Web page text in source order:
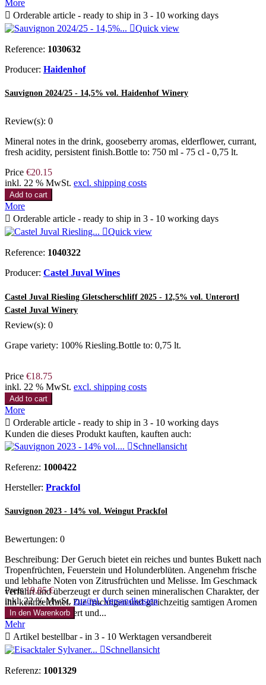
More
 Orderable article - ready to ship in 3 - 10 working days
Quick view
Reference: 1030632
Producer: Haidenhof
Sauvignon 2024/25 - 14,5% vol. Haidenhof Winery
Review(s): 0
Mineral notes in the drink, gooseberry aromas, elderflower, currant,
fresh acidity, persistent finish.Bottle to: 750 ml - 75 cl - 0,75 lt.
Price €20.15
inkl. 22 % MwSt. excl. shipping costs
Add to cart
More
 Orderable article - ready to ship in 3 - 10 working days
Quick view
Reference: 1040322
Producer: Castel Juval Wines
Castel Juval Riesling Gletscherschliff 2025 - 12,5% vol. Unterortl
Castel Juval Winery
Review(s): 0
Grape variety: 100% Riesling.Bottle to: 0,75 lt.
Price €18.75
inkl. 22 % MwSt. excl. shipping costs
Add to cart
More
 Orderable article - ready to ship in 3 - 10 working days
Kunden die dieses Produkt kauften, kauften auch:
Schnellansicht
Referenz: 1000422
Hersteller: Prackfol
Sauvignon 2023 - 14% vol. Weingut Prackfol
Bewertungen: 0
Beschreibung: Der Geruch bietet ein reiches und buntes Bukett nach
Tropenfrüchten, Feuerstein und Holunderblüten. Angenehm frische
und lebhafte Noten von Zitrusfrüchten und Melisse. Im Geschmack
verführt und überzeugt er durch seinen mineralischen Charakter, der
ihn kennzeichnet. Die fruchtigen und gleichzeitig samtigen Aromen
machen ihn raffiniert und...
Preis 19,85 €
inkl. 22 % MwSt.zuzügl. Versandkosten
In den Warenkorb
Mehr
 Artikel bestellbar - in 3 - 10 Werktagen versandbereit
Schnellansicht
Referenz: 1001329